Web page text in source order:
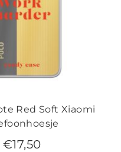
Red Soft Xiaomi
€17,50